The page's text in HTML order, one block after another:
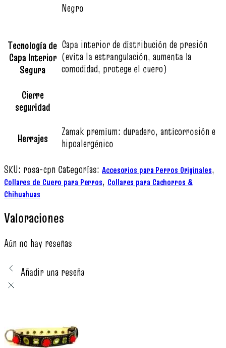
Negro
Tecnología de
Capa Interior
Segura
Capa interior de distribución de presión
(evita la estrangulación, aumenta la
comodidad, protege el cuero)
Cierre
seguridad
Herrajes
Zamak premium: duradero, anticorrosión e
hipoalergénico
SKU: rosa-cpn Categorías: Accesorios para Perros Originales,
Collares de Cuero para Perros, Collares para Cachorros &
Chihuahuas
Valoraciones
Aún no hay reseñas
Añadir una reseña